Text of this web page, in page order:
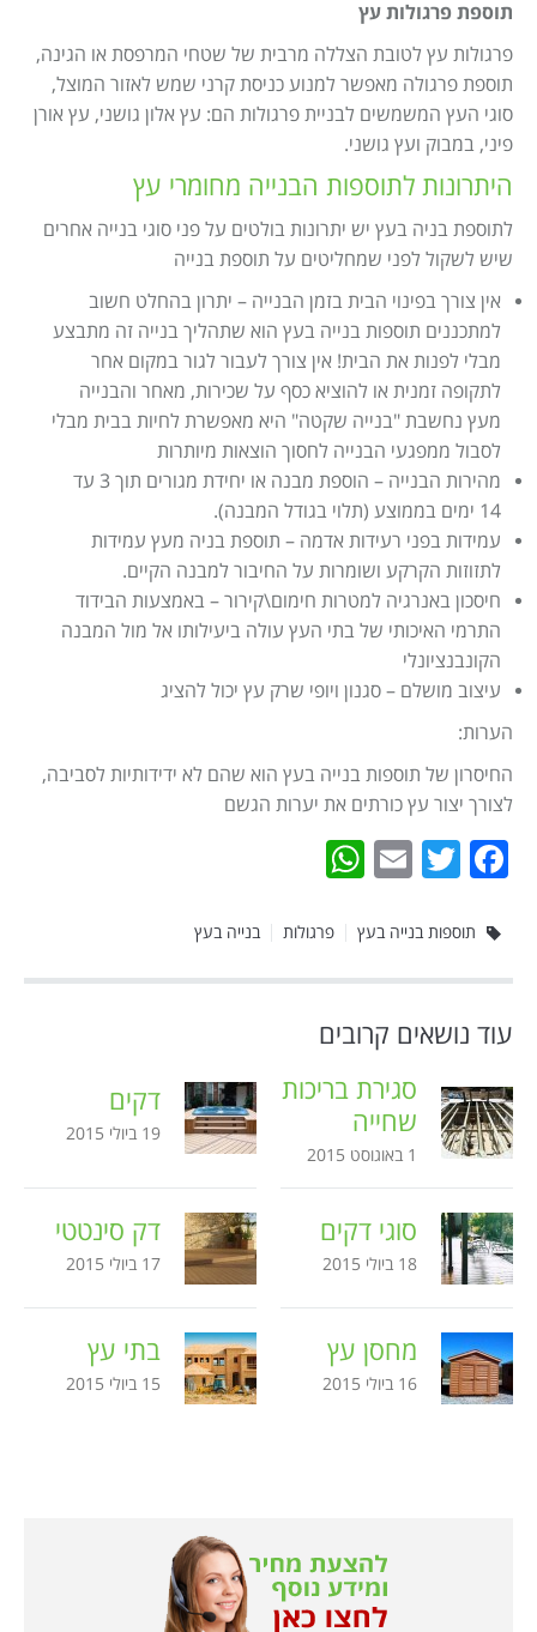
תוספת פרגולות עץ
פרגולות עץ לטובת הצללה מרבית של שטחי המרפסת או הגינה,
תוספת פרגולה מאפשר למנוע כניסת קרני שמש לאזור המוצל,
סוגי העץ המשמשים לבניית פרגולות הם: עץ אלון גושני, עץ אורן
פיני, במבוק ועץ גושני.
היתרונות לתוספות הבנייה מחומרי עץ
לתוספת בניה בעץ יש יתרונות בולטים על פני סוגי בנייה אחרים
שיש לשקול לפני שמחליטים על תוספת בנייה
אין צורך בפינוי הבית בזמן הבנייה – יתרון בהחלט חשוב
למתכננים תוספות בנייה בעץ הוא שתהליך בנייה זה מתבצע
מבלי לפנות את הבית! אין צורך לעבור לגור במקום אחר
לתקופה זמנית או להוציא כסף על שכירות, מאחר והבנייה
מעץ נחשבת "בנייה שקטה" היא מאפשרת לחיות בבית מבלי
לסבול ממפגעי הבנייה לחסוך הוצאות מיותרות
מהירות הבנייה – הוספת מבנה או יחידת מגורים תוך 3 עד
14 ימים בממוצע (תלוי בגודל המבנה).
עמידות בפני רעידות אדמה – תוספת בניה מעץ עמידות
לתזוזות הקרקע ושומרות על החיבור למבנה הקיים.
חיסכון באנרגיה למטרות חימום\קירור – באמצעות הבידוד
התרמי האיכותי של בתי העץ עולה ביעילותו אל מול המבנה
הקונבנציונלי
עיצוב מושלם – סגנון ויופי שרק עץ יכול להציג
הערות:
החיסרון של תוספות בנייה בעץ הוא שהם לא ידידותיות לסביבה,
לצורך יצור עץ כורתים את יערות הגשם
Facebook
Twitter
Email
בנייה בעץ פרגולות תוספות בנייה בעץ
עוד נושאים קרובים
סגירת בריכות
שחייה
1 באוגוסט 2015
דקים
19 ביולי 2015
סוגי דקים
18 ביולי 2015
דק סינטטי
17 ביולי 2015
מחסן עץ
16 ביולי 2015
בתי עץ
15 ביולי 2015